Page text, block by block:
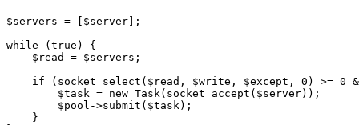
$servers = [$server];
while (true) {
    $read = $servers;
if (socket_select($read, $write, $except, 0) >= 0
        $task = new Task(socket_accept($server));
        $pool->submit($task);
    }